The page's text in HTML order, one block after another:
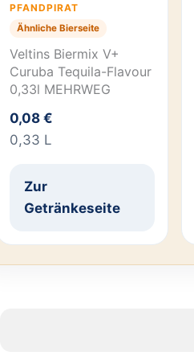
PFANDPIRAT
Ähnliche Bierseite
Veltins Biermix V+
Curuba Tequila-Flavour
0,33l MEHRWEG
0,08 €
0,33 L
Zur
Getränkeseite